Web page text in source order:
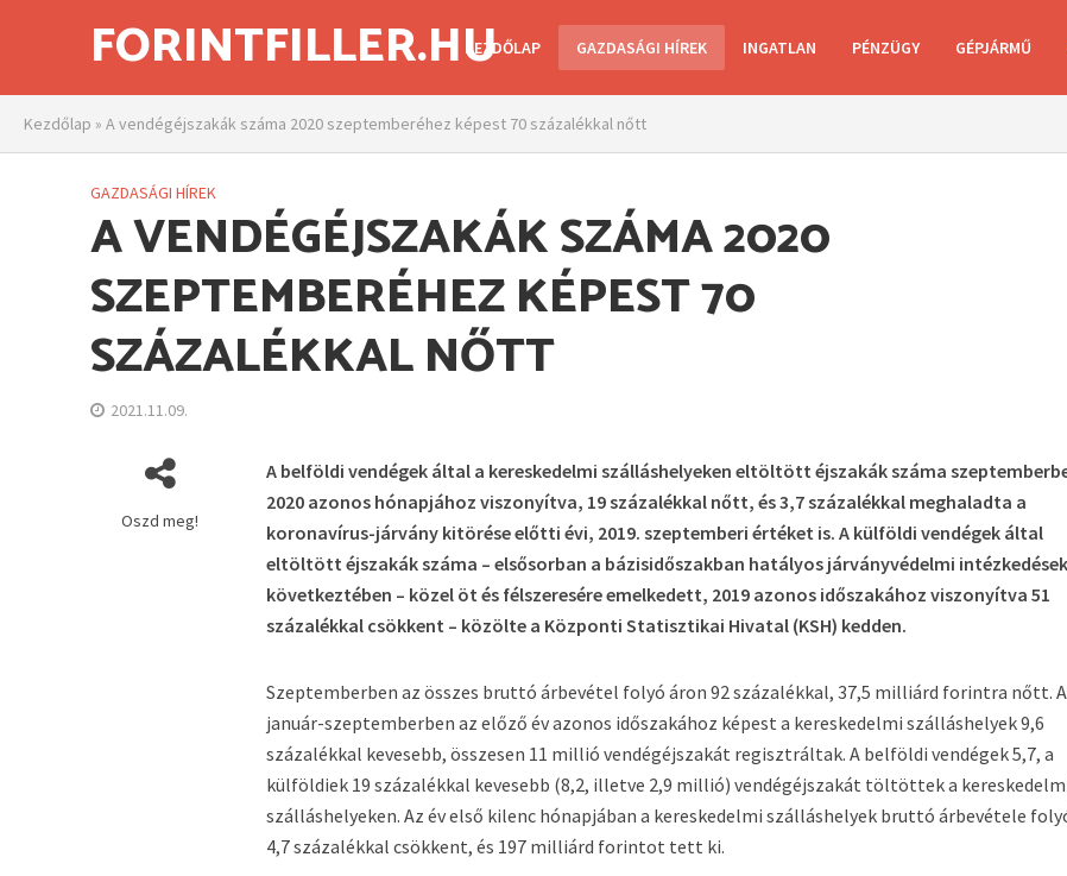
FORINTFILLER.HUKEZDŐLAP GAZDASÁGI HÍREK INGATLAN PÉNZÜGY GÉPJÁRMŰ
Kezdőlap » A vendégéjszakák száma 2020 szeptemberéhez képest 70 százalékkal nőtt
GAZDASÁGI HÍREK
A VENDÉGÉJSZAKÁK SZÁMA 2020
SZEPTEMBERÉHEZ KÉPEST 70
SZÁZALÉKKAL NŐTT
2021.11.09.
Oszd meg!
A belföldi vendégek által a kereskedelmi szálláshelyeken eltöltött éjszakák száma
2020 azonos hónapjához viszonyítva, 19 százalékkal nőtt, és 3,7 százalékkal meghaladta a
koronavírus-járvány kitörése előtti évi, 2019. szeptemberi értéket is. A külföldi vendégek által
eltöltött éjszakák száma – elsősorban a bázisidőszakban hatályos járványvédelmi intézkedések
következtében – közel öt és félszeresére emelkedett, 2019 azonos időszakához viszonyítva 51
százalékkal csökkent – közölte a Központi Statisztikai Hivatal (KSH) kedden.
Szeptemberben az összes bruttó árbevétel folyó áron 92 százalékkal, 37,5 milliárd forintra nőtt.
január-szeptemberben az előző év azonos időszakához képest a kereskedelmi szálláshelyek 9,6
százalékkal kevesebb, összesen 11 millió vendégéjszakát regisztráltak. A belföldi vendégek 5,7, a
külföldiek 19 százalékkal kevesebb (8,2, illetve 2,9 millió) vendégéjszakát töltöttek a
szálláshelyeken. Az év első kilenc hónapjában a kereskedelmi szálláshelyek bruttó árbevétele
4,7 százalékkal csökkent, és 197 milliárd forintot tett ki.